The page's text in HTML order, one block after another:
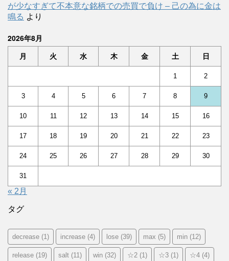
が少なすぎて不本意な銘柄での売買で負け – 己の為に金は
鳴る より
2026年8月
月 火 水 木 金 土 日
1 2
3 4 5 6 7 8 9
10 11 12 13 14 15 16
17 18 19 20 21 22 23
24 25 26 27 28 29 30
31
« 2月
タグ
decrease (1) increase (4) lose (39) max (5) min (12)
release (19) salt (11) win (32) ☆2 (1) ☆3 (1) ☆4 (4)